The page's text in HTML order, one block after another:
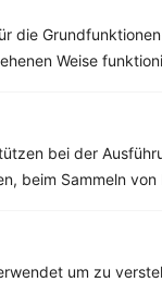
die
Weise
bei der
beim Sammeln
um zu
‹
Rezepte